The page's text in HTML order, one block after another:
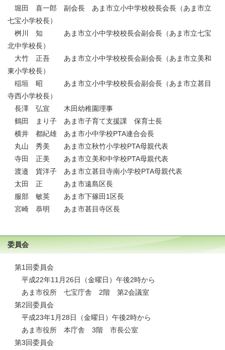
堀田 喜一郎 副会長 あま市立小中学校校長会長（あま市立
七宝小学校長）
桝川 知 あま市立小中学校校長会副会長（あま市立七宝
北中学校長）
大竹 正吾 あま市立小中学校校長会副会長（あま市立美和
東小学校長）
稲垣 昭 あま市立小中学校校長会副会長（あま市立甚目
寺西小学校長）
長澤 弘宣 木田幼稚園理事
鶴田 まり子 あま市子育て支援課 保育士長
横井 都紀雄 あま市小中学校PTA連合会長
丸山 秀美 あま市立秋竹小学校PTA母親代表
寺田 正美 あま市立美和中学校PTA母親代表
渡邉 貨洋子 あま市立甚目寺南小学校PTA母親代表
太田 正 あま市遠島区長
服部 敏英 あま市下篠田1区長
宮崎 恭明 あま市甚目寺区長
委員会
第1回委員会
平成22年11月26日（金曜日）午後2時から
あま市役所 七宝庁舎 2階 第2会議室
第2回委員会
平成23年1月28日（金曜日）午後2時から
あま市役所 本庁舎 3階 市長公室
第3回委員会